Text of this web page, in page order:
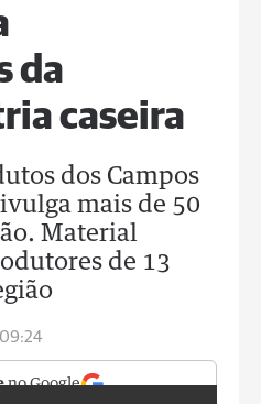
da
caseira
dos Campos
mais de 50
Material
de 13
no Google